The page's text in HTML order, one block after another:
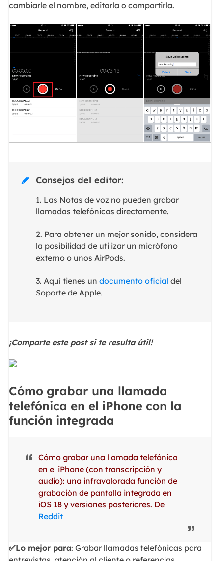
cambiarle el nombre, editarla o compartirla.
 Consejos del editor:
1. Las Notas de voz no pueden grabar
llamadas telefónicas directamente.
2. Para obtener un mejor sonido, considera
la posibilidad de utilizar un micrófono
externo o unos AirPods.
3. Aquí tienes un documento oficial del
Soporte de Apple.
¡Comparte este post si te resulta útil!
Cómo grabar una llamada
telefónica en el iPhone con la
función integrada
Cómo grabar una llamada telefónica
en el iPhone (con transcripción y
audio): una infravalorada función de
grabación de pantalla integrada en
iOS 18 y versiones posteriores. De
Reddit
✅Lo mejor para: Grabar llamadas telefónicas para